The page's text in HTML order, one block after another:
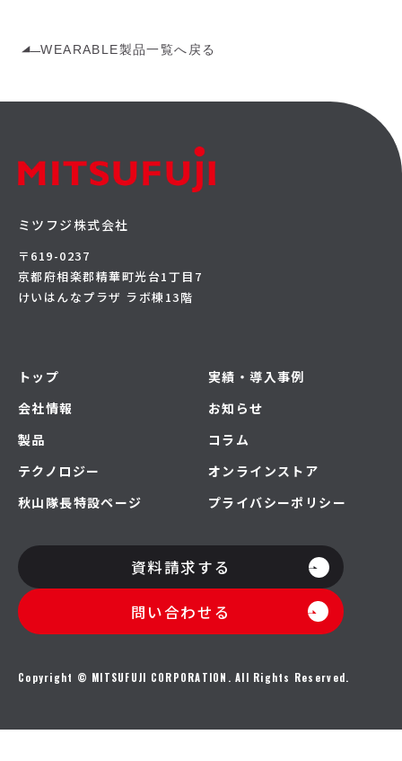
WEARABLE製品一覧へ戻る
ミツフジ株式会社
〒619-0237
京都府相楽郡精華町光台1丁目7
けいはんなプラザ ラボ棟13階
トップ
会社情報
製品
テクノロジー
秋山隊長特設ページ
実績・導入事例
お知らせ
コラム
オンラインストア
プライバシーポリシー
資料請求する
問い合わせる
Copyright © MITSUFUJI CORPORATION. All Rights Reserved.